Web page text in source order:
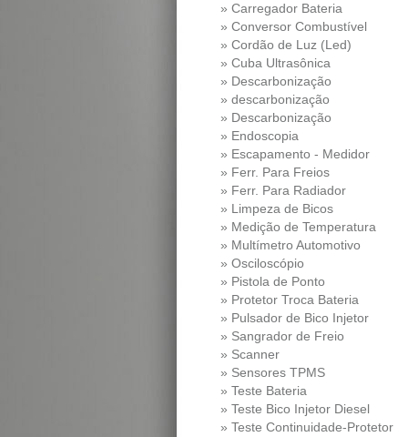
» Carregador Bateria
» Conversor Combustível
» Cordão de Luz (Led)
» Cuba Ultrasônica
» Descarbonização
» descarbonização
» Descarbonização
» Endoscopia
» Escapamento - Medidor
Pressao Diferencial
» Ferr. Para Freios
» Ferr. Para Radiador
» Limpeza de Bicos
» Medição de Temperatura
» Multímetro Automotivo
» Osciloscópio
» Pistola de Ponto
» Protetor Troca Bateria
» Pulsador de Bico Injetor
» Sangrador de Freio
» Scanner
» Sensores TPMS
» Teste Bateria
» Teste Bico Injetor Diesel
» Teste Continuidade-Protetor